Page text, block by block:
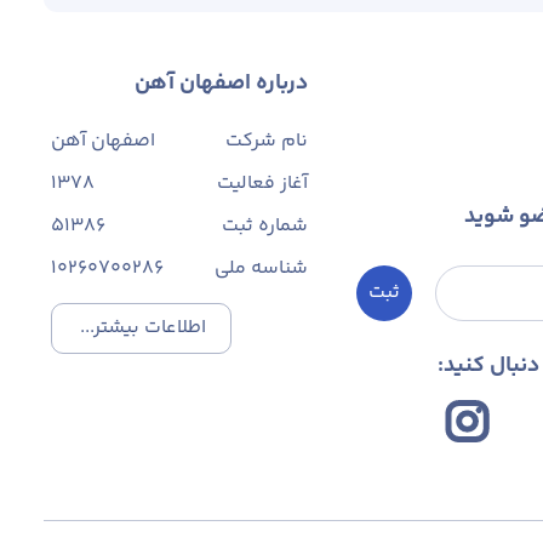
شوید
ثبت
کنید:
درباره اصفهان آهن
نام شرکت
اصفهان آهن
آغاز فعالیت
1378
شماره ثبت
۵۱۳۸۶
شناسه ملی
10260700286
اطلاعات بیشتر...